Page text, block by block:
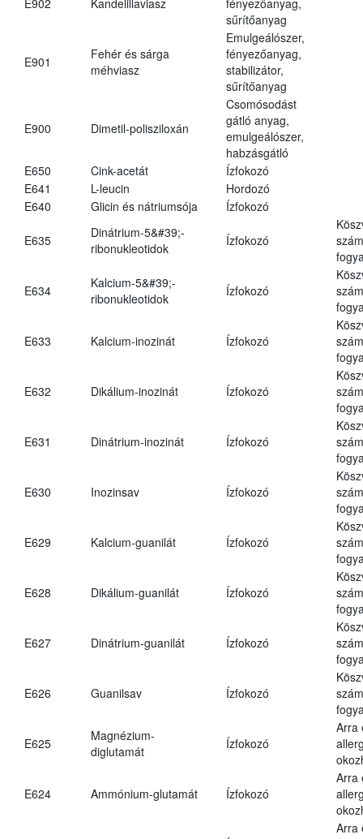
sűrítőanyag
E901
Fehér és sárga
méhviasz
Emulgeálószer,
fényezőanyag,
stabilizátor,
sűrítőanyag
E900 Dimetil-polisziloxán
Csomósodást
gátló anyag,
emulgeálószer,
habzásgátló
E650
Cink-acetát
Ízfokozó
E641
L-leucin
Hordozó
E640
Glicin és nátriumsója Ízfokozó
E635
Dinátrium-5&#39;-
ribonukleotidok
Ízfokozó
E634
Kalcium-5&#39;-
ribonukleotidok
Ízfokozó
E633 Kalcium-inozinát Ízfokozó
E632 Dikálium-inozinát Ízfokozó
E631 Dinátrium-inozinát Ízfokozó
E630 Inozinsav Ízfokozó
E629 Kalcium-guanilát Ízfokozó
E628 Dikálium-guanilát Ízfokozó
E627 Dinátrium-guanilát Ízfokozó
E626 Guanilsav Ízfokozó
E625
Magnézium-
diglutamát
Ízfokozó
Arra
E624 Ammónium-glutamát Ízfokozó
Arra
Arra